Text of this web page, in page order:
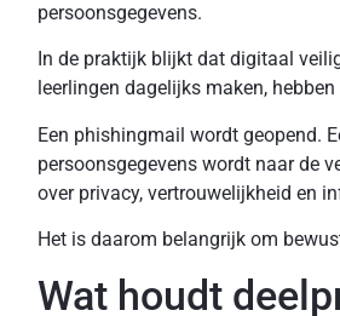
persoonsgegevens.
In de praktijk blijkt dat digitaal
leerlingen dagelijks maken,
Een phishingmail wordt geopend.
persoonsgegevens wordt naar de
over privacy, vertrouwelijkheid en
Het is daarom belangrijk om
Wat houdt